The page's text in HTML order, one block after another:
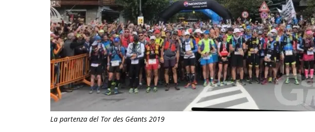
La partenza del Tor des Géants 2019